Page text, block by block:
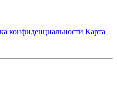
конфиденциальности Карта